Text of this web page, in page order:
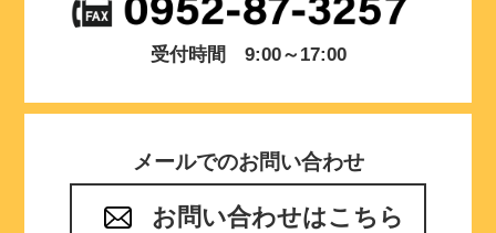
受付時間 9:00～17:00
メールでのお問い合わせ
お問い合わせはこちら